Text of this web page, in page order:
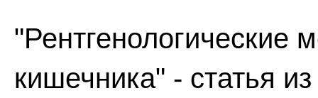
"Рентгенологические
кишечника" - статья